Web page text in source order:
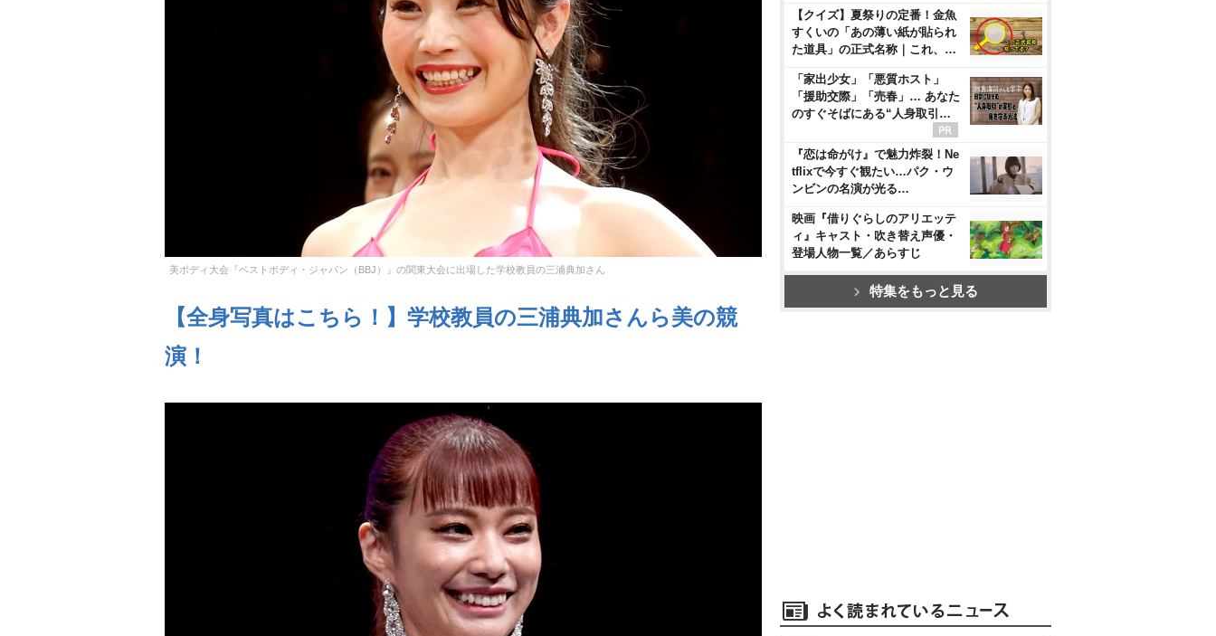
美ボディ大会『ベストボディ・ジャパン（BBJ）』の関東大会に出場した学校教員の三浦典加さん
【全身写真はこちら！】学校教員の三浦典加さんら美の競
演！
【クイズ】夏祭りの定番！金魚
すくいの「あの薄い紙が貼られ
た道具」の正式名称｜これ、…
「家出少女」「悪質ホスト」
「援助交際」「売春」… あなた
のすぐそばにある“人身取引…
『恋は命がけ』で魅力炸裂！Ne
tflixで今すぐ観たい…パク・ウ
ンビンの名演が光る…
映画『借りぐらしのアリエッテ
ィ』キャスト・吹き替え声優・
登場人物一覧／あらすじ
特集をもっと見る